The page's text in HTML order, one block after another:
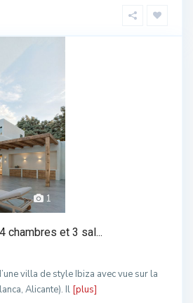
1
chambres et 3 sal...
villa de style Ibiza avec vue sur la
Alicante). Il [plus]